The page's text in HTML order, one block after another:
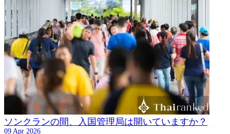
ソンクランの間、入国管理局は開いていますか？
09 Apr 2026